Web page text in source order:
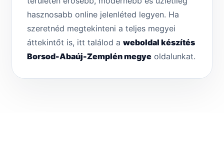
hasznosabb online jelenléted legyen. Ha
szeretnéd megtekinteni a teljes megyei
áttekintőt is, itt találod a weboldal készítés
Borsod-Abaúj-Zemplén megye oldalunkat.